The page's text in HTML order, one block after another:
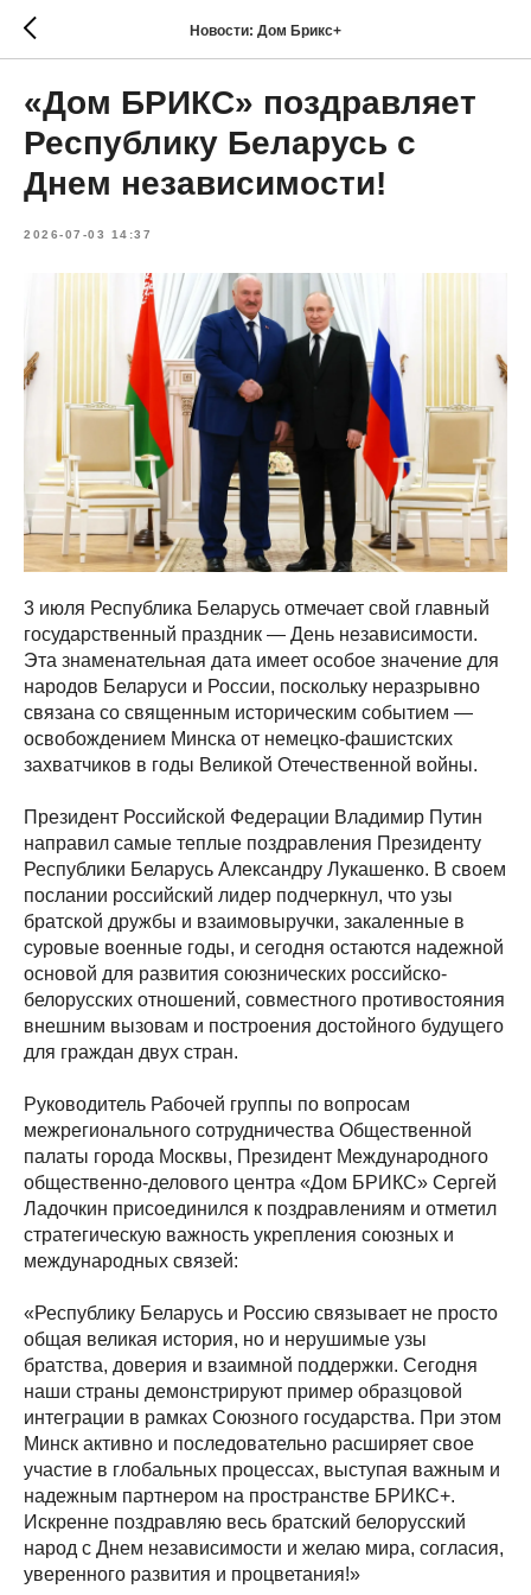
Новости: Дом Брикс+
«Дом БРИКС» поздравляет
Республику Беларусь с
Днем независимости!
2026-07-03 14:37
3 июля Республика Беларусь отмечает свой главный
государственный праздник — День независимости.
Эта знаменательная дата имеет особое значение для
народов Беларуси и России, поскольку неразрывно
связана со священным историческим событием —
освобождением Минска от немецко-фашистских
захватчиков в годы Великой Отечественной войны.
Президент Российской Федерации Владимир Путин
направил самые теплые поздравления Президенту
Республики Беларусь Александру Лукашенко. В своем
послании российский лидер подчеркнул, что узы
братской дружбы и взаимовыручки, закаленные в
суровые военные годы, и сегодня остаются надежной
основой для развития союзнических российско-
белорусских отношений, совместного противостояния
внешним вызовам и построения достойного будущего
для граждан двух стран.
Руководитель Рабочей группы по вопросам
межрегионального сотрудничества Общественной
палаты города Москвы, Президент Международного
общественно-делового центра «Дом БРИКС» Сергей
Ладочкин присоединился к поздравлениям и отметил
стратегическую важность укрепления союзных и
международных связей:
«Республику Беларусь и Россию связывает не просто
общая великая история, но и нерушимые узы
братства, доверия и взаимной поддержки. Сегодня
наши страны демонстрируют пример образцовой
интеграции в рамках Союзного государства. При этом
Минск активно и последовательно расширяет свое
участие в глобальных процессах, выступая важным и
надежным партнером на пространстве БРИКС+.
Искренне поздравляю весь братский белорусский
народ с Днем независимости и желаю мира, согласия,
уверенного развития и процветания!»